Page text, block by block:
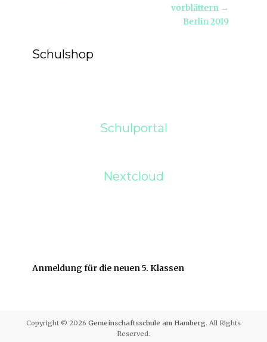
vorblättern →
Berlin 2019
Schulshop
Schulportal
Nextcloud
Anmeldung für die neuen 5. Klassen
Copyright © 2026 Gemeinschaftsschule am Hamberg. All Rights
Reserved.